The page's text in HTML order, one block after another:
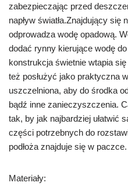
zabezpieczając przed
napływ światła.Znajdujący
odprowadza wodę opadową.
dodać rynny kierujące wodę
konstrukcja świetnie wtapia
też posłużyć jako praktyczna
uszczelniona, aby do środka
bądź inne zanieczyszczenia.
tak, by jak najbardziej ułatwić
części potrzebnych do
podłoża znajduje się w paczce.
Materiały: